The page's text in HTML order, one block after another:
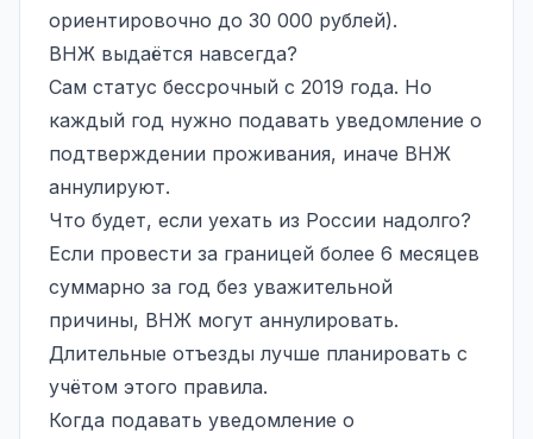
ориентировочно до 30 000 рублей).
ВНЖ выдаётся навсегда?
Сам статус бессрочный с 2019 года. Но
каждый год нужно подавать уведомление о
подтверждении проживания, иначе ВНЖ
аннулируют.
Что будет, если уехать из России надолго?
Если провести за границей более 6 месяцев
суммарно за год без уважительной
причины, ВНЖ могут аннулировать.
Длительные отъезды лучше планировать с
учётом этого правила.
Когда подавать уведомление о